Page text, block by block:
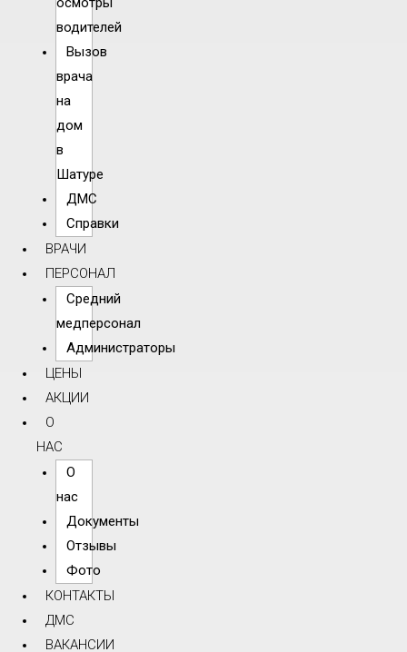
водителей
Вызов
врача
на
дом
в
Шатуре
ДМС
Справки
ВРАЧИ
ПЕРСОНАЛ
Средний
медперсонал
Администраторы
ЦЕНЫ
АКЦИИ
О
НАС
О
нас
Документы
Отзывы
Фото
КОНТАКТЫ
ДМС
ВАКАНСИИ